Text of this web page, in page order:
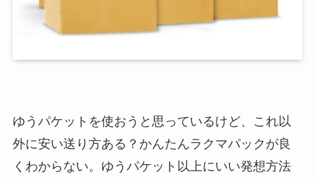
ゆうパケットを使おうと思っているけど、これ以
外に安い送り方ある？かんたんラクマパックが良
くわからない。ゆうパケット以上にいい発想方法